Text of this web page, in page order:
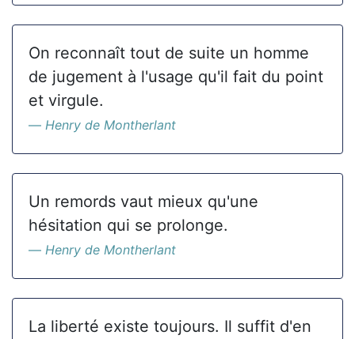
On reconnaît tout de suite un homme
de jugement à l'usage qu'il fait du point
et virgule.
Henry de Montherlant
Un remords vaut mieux qu'une
hésitation qui se prolonge.
Henry de Montherlant
La liberté existe toujours. Il suffit d'en